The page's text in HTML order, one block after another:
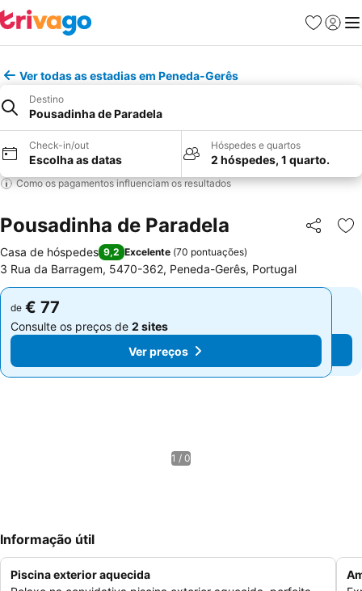
Favoritos
Iniciar
Ver todas as estadias em Peneda-Gerês
Destino
Pousadinha de Paradela
Check-in/out
Escolha as datas
Hóspedes e quartos
2 hóspedes, 1 quarto.
Como os pagamentos influenciam os resultados
Pousadinha de Paradela Partilhar
Casa de hóspedes 9,2 Excelente (70 pontuações)
3 Rua da Barragem, 5470-362, Peneda-Gerês, Portugal
de € 77
Consulte os preços de 2 sites
Ver preços
de € 77
Consulte os preços de 2 sites
Ver preços
1 / 0
Informação útil
Piscina exterior aquecida